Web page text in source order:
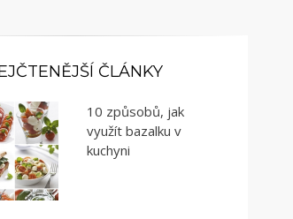
ČLÁNKY
10 způsobů, jak
využít bazalku v
kuchyni